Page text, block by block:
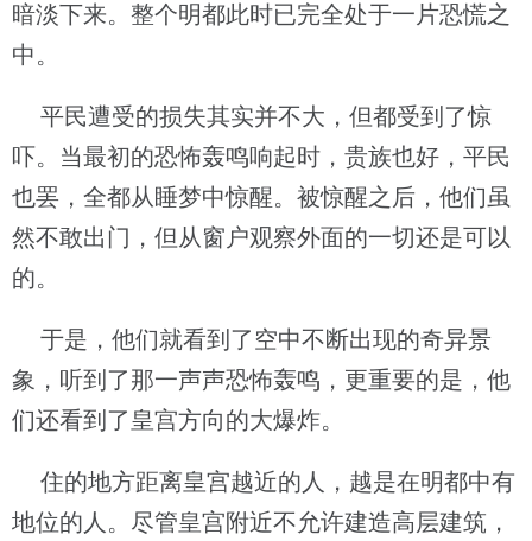
暗淡下来。整个明都此时已完全处于一片恐慌之
中。
平民遭受的损失其实并不大，但都受到了惊
吓。当最初的恐怖轰鸣响起时，贵族也好，平民
也罢，全都从睡梦中惊醒。被惊醒之后，他们虽
然不敢出门，但从窗户观察外面的一切还是可以
的。
于是，他们就看到了空中不断出现的奇异景
象，听到了那一声声恐怖轰鸣，更重要的是，他
们还看到了皇宫方向的大爆炸。
住的地方距离皇宫越近的人，越是在明都中有
地位的人。尽管皇宫附近不允许建造高层建筑，